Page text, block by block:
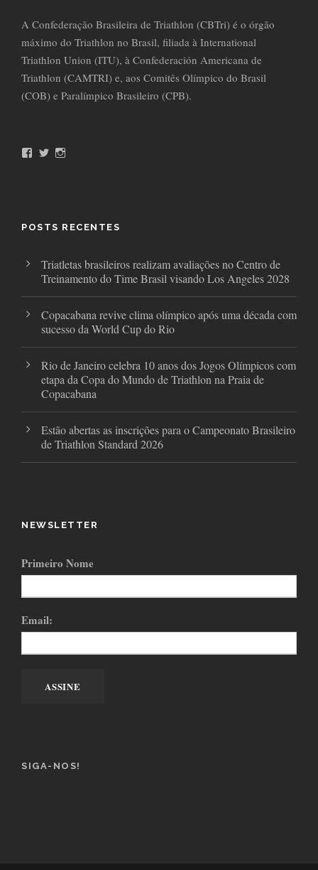
A Confederação Brasileira de Triathlon (CBTri) é o órgão
máximo do Triathlon no Brasil, filiada à International
Triathlon Union (ITU), à Confederación Americana de
Triathlon (CAMTRI) e, aos Comitês Olímpico do Brasil
(COB) e Paralímpico Brasileiro (CPB).
k
T
a
POSTS RECENTES
Triatletas brasileiros realizam avaliações no Centro de
Treinamento do Time Brasil visando Los Angeles 2028
Copacabana revive clima olímpico após uma década com
sucesso da World Cup do Rio
Rio de Janeiro celebra 10 anos dos Jogos Olímpicos com
etapa da Copa do Mundo de Triathlon na Praia de
Copacabana
Estão abertas as inscrições para o Campeonato Brasileiro
de Triathlon Standard 2026
NEWSLETTER
Primeiro Nome
Email:
SIGA-NOS!